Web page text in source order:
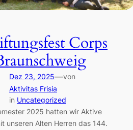
Corps
Dez 23, 2025—von
Aktivitas Frisia
in Uncategorized
2025 hatten wir Aktive
unseren Alten Herren das 144.